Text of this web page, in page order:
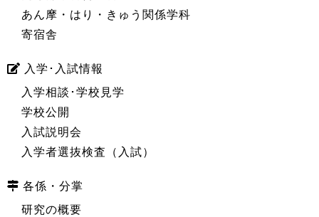
あん摩・はり・きゅう関係学科
寄宿舎
入学･入試情報
入学相談･学校見学
学校公開
入試説明会
入学者選抜検査（入試）
各係・分掌
研究の概要